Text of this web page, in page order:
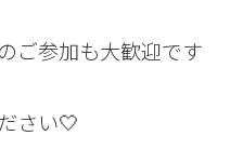
ご参加も大歓迎です
さい🤍